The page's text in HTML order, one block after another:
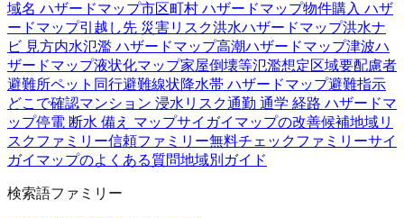
域名 ハザードマップ市区町村 ハザードマップ物件購入 ハザ
ードマップ引越し先 災害リスク洪水ハザードマップ洪水ナ
ビ 見方内水氾濫 ハザードマップ高潮ハザードマップ津波ハ
ザードマップ液状化マップ家屋倒壊等氾濫想定区域要配慮者
避難所ペット同行避難線状降水帯 ハザードマップ避難指示
どこで確認マンション 浸水リスク通勤 通学 経路 ハザードマ
ップ停電 断水 備え マップサイガイマップの改善候補地域リ
スクファミリー信頼ファミリー無料チェックファミリーサイ
ガイマップのよくある質問地域別ガイド
検索語ファミリー